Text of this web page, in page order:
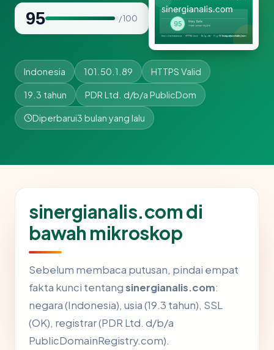
95 / 100
Indonesia 101.50.1.89 HTTPS Valid
19.3 tahun PDR Ltd. d/b/a PublicDom
Diperbarui3 bulan yang lalu
sinergianalis.com di
bawah mikroskop
Sebelum membaca putusan, pindai empat
fakta kunci tentangsinergianalis.com:
negara (Indonesia), usia (19.3 tahun), SSL
(OK), registrar (PDR Ltd. d/b/a
PublicDomainRegistry.com).